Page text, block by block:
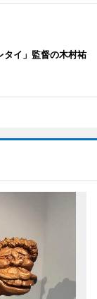
タイ」監督の木村祐